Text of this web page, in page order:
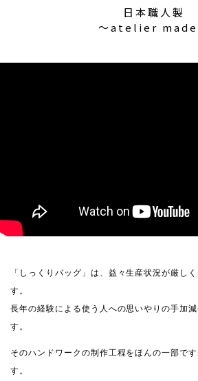
日本職人製
〜atelier made
「しっくりバッグ」は、益々生産状況が厳し
す。
長年の経験による使う人への思いやりの手加
す。
そのハンドワークの制作工程をほんの一部で
す。